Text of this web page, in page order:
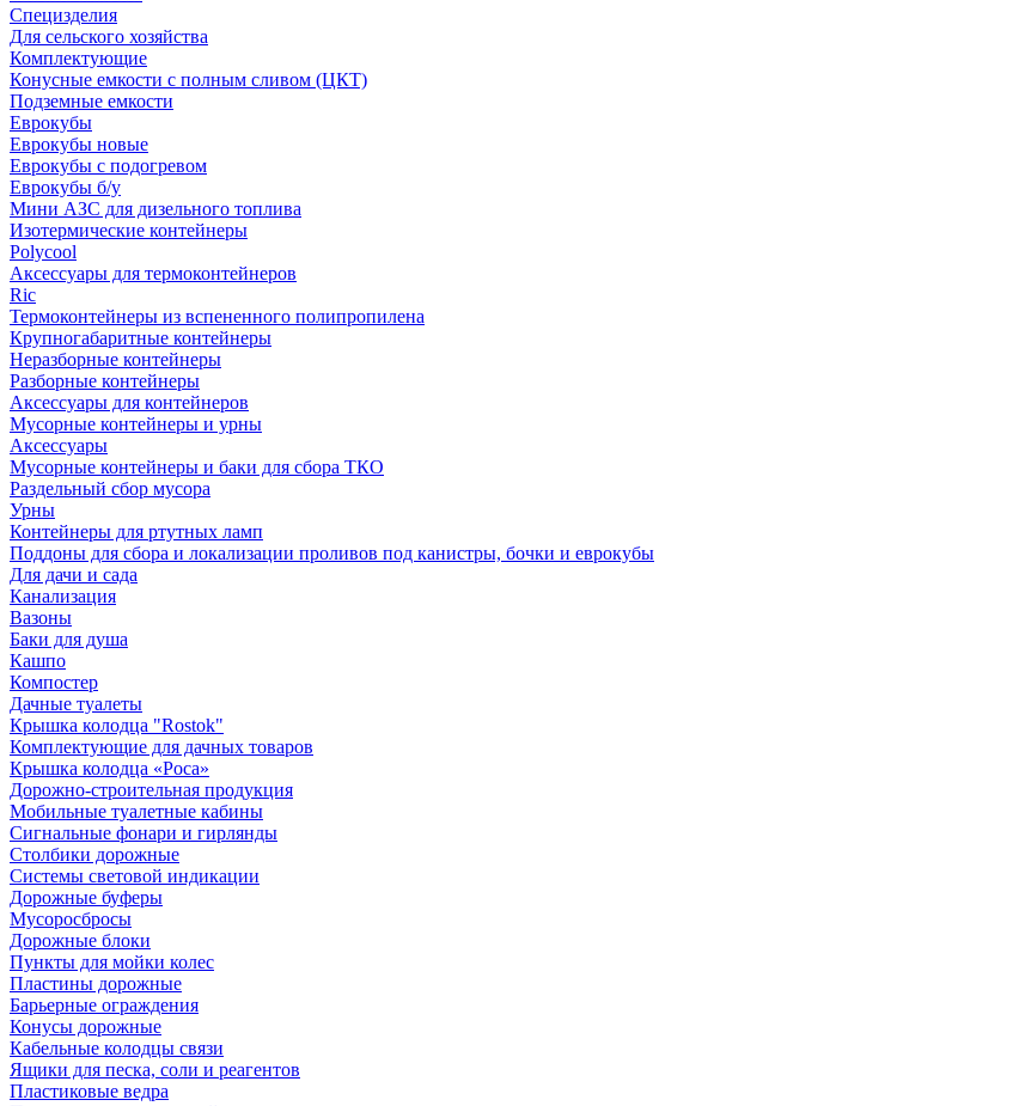
Специзделия
Для сельского хозяйства
Комплектующие
Конусные емкости с полным сливом (ЦКТ)
Подземные емкости
Еврокубы
Еврокубы новые
Еврокубы с подогревом
Еврокубы б/у
Мини АЗС для дизельного топлива
Изотермические контейнеры
Polycool
Аксессуары для термоконтейнеров
Ric
Термоконтейнеры из вспененного полипропилена
Крупногабаритные контейнеры
Неразборные контейнеры
Разборные контейнеры
Аксессуары для контейнеров
Мусорные контейнеры и урны
Аксессуары
Мусорные контейнеры и баки для сбора ТКО
Раздельный сбор мусора
Урны
Контейнеры для ртутных ламп
Поддоны для сбора и локализации проливов под канистры, бочки и еврокубы
Для дачи и сада
Канализация
Вазоны
Баки для душа
Кашпо
Компостер
Дачные туалеты
Крышка колодца "Rostok"
Комплектующие для дачных товаров
Крышка колодца «Роса»
Дорожно-строительная продукция
Мобильные туалетные кабины
Сигнальные фонари и гирлянды
Столбики дорожные
Системы световой индикации
Дорожные буферы
Мусоросбросы
Дорожные блоки
Пункты для мойки колес
Пластины дорожные
Барьерные ограждения
Конусы дорожные
Кабельные колодцы связи
Ящики для песка, соли и реагентов
Пластиковые ведра